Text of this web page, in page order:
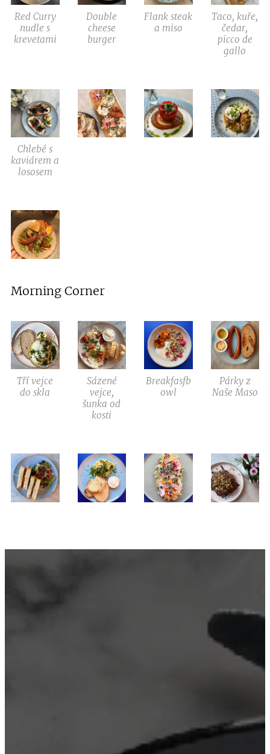
Red Curry
nudle s
krevetami
Double
cheese
burger
Flank steak
a miso
Taco, kuře,
čedar,
picco de
gallo
Chlebé s
kaviárem a
lososem
Morning Corner
Tří vejce
do skla
Sázené
vejce,
šunka od
kosti
Breakfasfb
owl
Párky z
Naše Maso